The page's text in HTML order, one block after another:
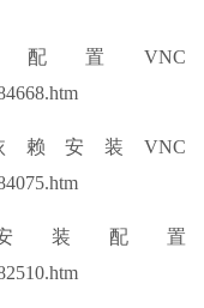
配置VNC
赖安装VNC
安装配置